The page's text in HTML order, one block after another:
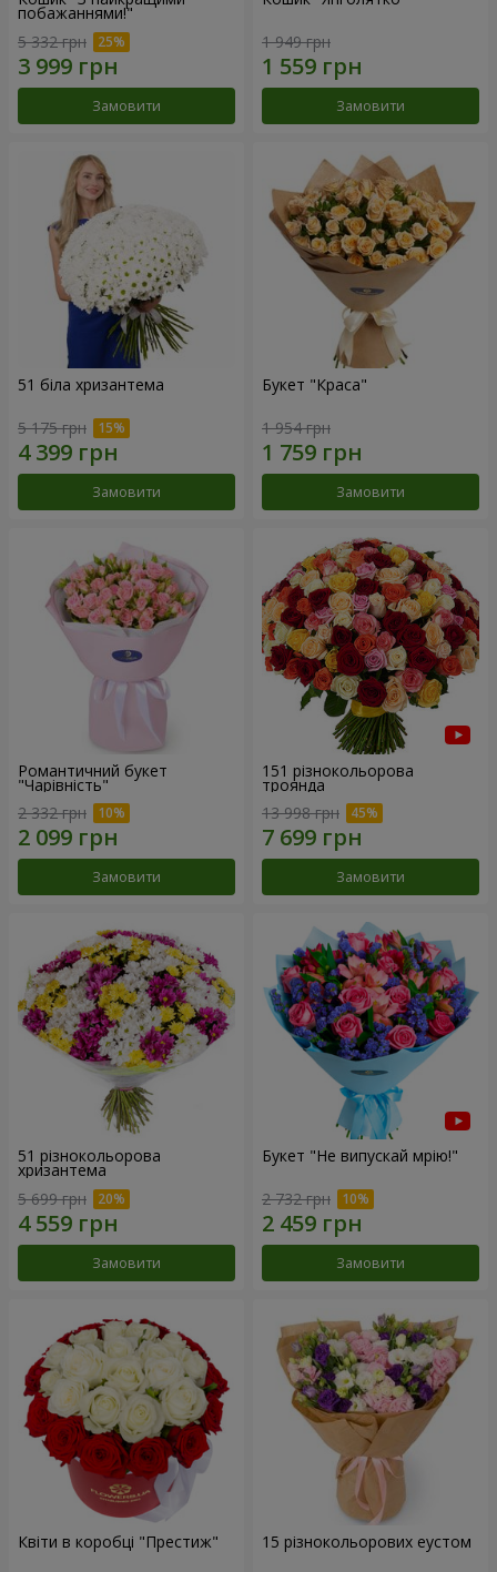
побажаннями!"
5 332 грн
Замовити
1 949 грн
Замовити
51 біла хризантема
5 175 грн
Замовити
Букет "Краса"
1 954 грн
Замовити
Романтичний букет
"Чарівність"
2 332 грн
Замовити
151 різнокольорова
троянда
13 998 грн
Замовити
51 різнокольорова
хризантема
5 699 грн
Замовити
Букет "Не випускай мрію!"
2 732 грн
Замовити
Квіти в коробці "Престиж" 15 різнокольорових еустом